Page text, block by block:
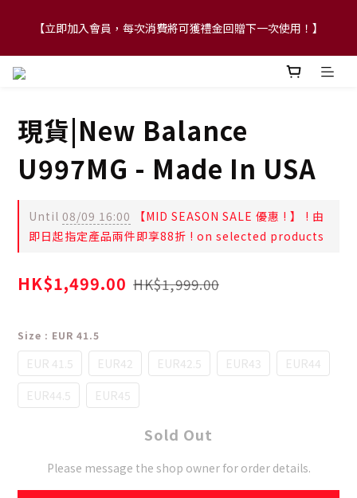
【FLASH SALE 兩件指定現貨產品即享88折】
【立即加入會員，每次消費將可獲禮金回贈下一次使用！】
【FLASH SALE 兩件指定現貨產品即享88折】
現貨|New Balance
U997MG - Made In USA
Until 08/09 16:00 【MID SEASON SALE 優惠 ! 】 ! 由
即日起指定產品兩件即享88折 ! on selected products
HK$1,499.00 HK$1,999.00
Size : EUR 41.5
EUR 41.5 EUR42 EUR42.5 EUR43
EUR44
EUR44.5
EUR45
Sold Out
Please message the shop owner for order details.